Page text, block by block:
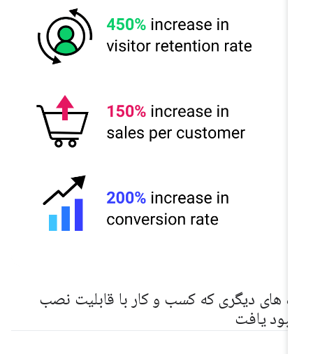
های دیگری که کسب و کار با قابلیت نصب
یافت